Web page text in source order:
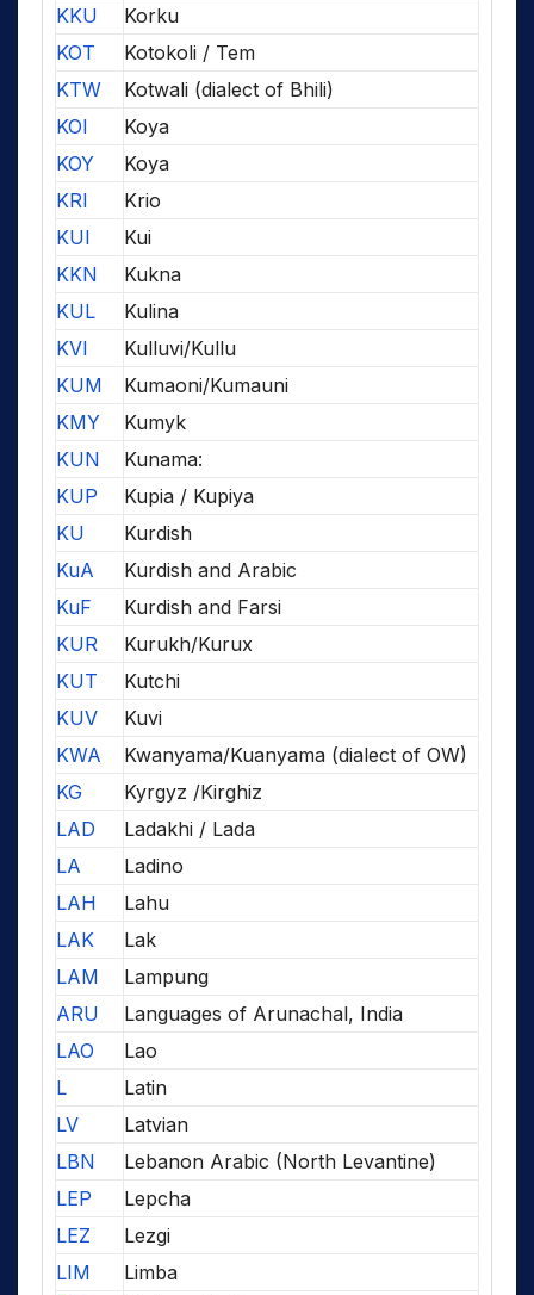
KKU
Korku
KOT
Kotokoli / Tem
KTW
Kotwali (dialect of Bhili)
KOI
Koya
KOY
Koya
KRI
Krio
KUI
Kui
KKN
Kukna
KUL
Kulina
KVI
Kulluvi/Kullu
KUM
Kumaoni/Kumauni
KMY
Kumyk
KUN
Kunama:
KUP
Kupia / Kupiya
KU
Kurdish
KuA
Kurdish and Arabic
KuF
Kurdish and Farsi
KUR
Kurukh/Kurux
KUT
Kutchi
KUV
Kuvi
KWA
Kwanyama/Kuanyama (dialect of OW)
KG
Kyrgyz /Kirghiz
LAD
Ladakhi / Lada
LA
Ladino
LAH
Lahu
LAK
Lak
LAM
Lampung
ARU
Languages of Arunachal, India
LAO
Lao
L
Latin
LV
Latvian
LBN
Lebanon Arabic (North Levantine)
LEP
Lepcha
LEZ
Lezgi
LIM
Limba